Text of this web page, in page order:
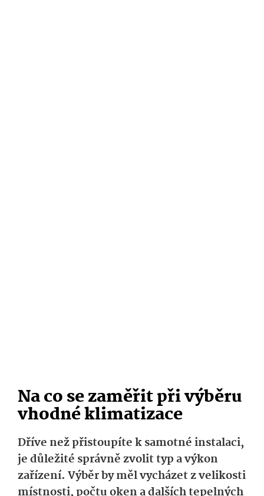
Na co se zaměřit při výběru
vhodné klimatizace
Dříve než přistoupíte k samotné instalaci,
je důležité správně zvolit typ a výkon
zařízení. Výběr by měl vycházet z velikosti